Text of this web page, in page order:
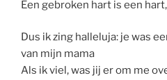
Een gebroken hart is een
Dus ik zing halleluja: je was
van mijn mama
Als ik viel, was jij er om me